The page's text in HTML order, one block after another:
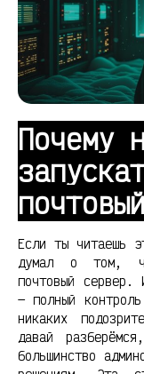
Почему
Если ты читаешь
думал о том,
почтовый сервер.
— полный
никаких
давай
большинство